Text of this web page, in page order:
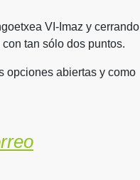
VI-Imaz y cerrando
tan sólo dos puntos.
opciones abiertas y como